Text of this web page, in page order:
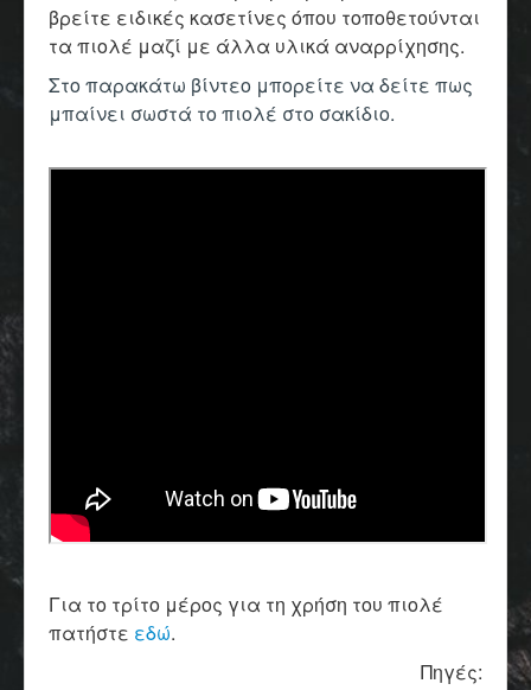
βρείτε ειδικές κασετίνες όπου τοποθετούνται
τα πιολέ μαζί με άλλα υλικά αναρρίχησης.
Στο παρακάτω βίντεο μπορείτε να δείτε πως
μπαίνει σωστά το πιολέ στο σακίδιο.
Για το τρίτο μέρος για τη χρήση του πιολέ
πατήστε εδώ.
Πηγές: